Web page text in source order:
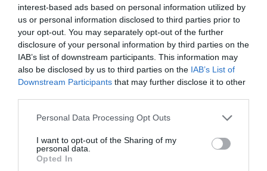
interest-based ads based on personal information utilized by
us or personal information disclosed to third parties prior to
your opt-out. You may separately opt-out of the further
disclosure of your personal information by third parties on the
IAB’s list of downstream participants. This information may
also be disclosed by us to third parties on the IAB’s List of
Downstream Participants that may further disclose it to other
Please note that this website/app uses one or more Google
not limited to your visit or usage behaviour. You may click to
grant or deny consent to Google and its third-party tags to
use your data for below specified purposes in below Google
Personal Data Processing Opt Outs
I want to opt-out of the Sharing of my
personal data.
Opted In
termékre.
arabica klímaváltozás kávé kávébab liberica
piac robusta termesztés termés ültetvény